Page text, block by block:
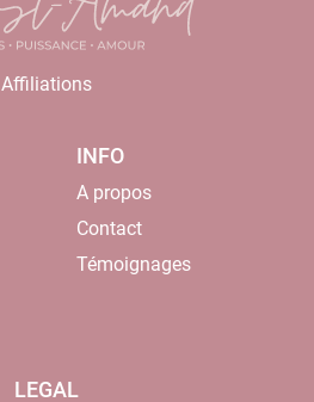
Affiliations
INFO
A propos
Contact
Témoignages
LEGAL